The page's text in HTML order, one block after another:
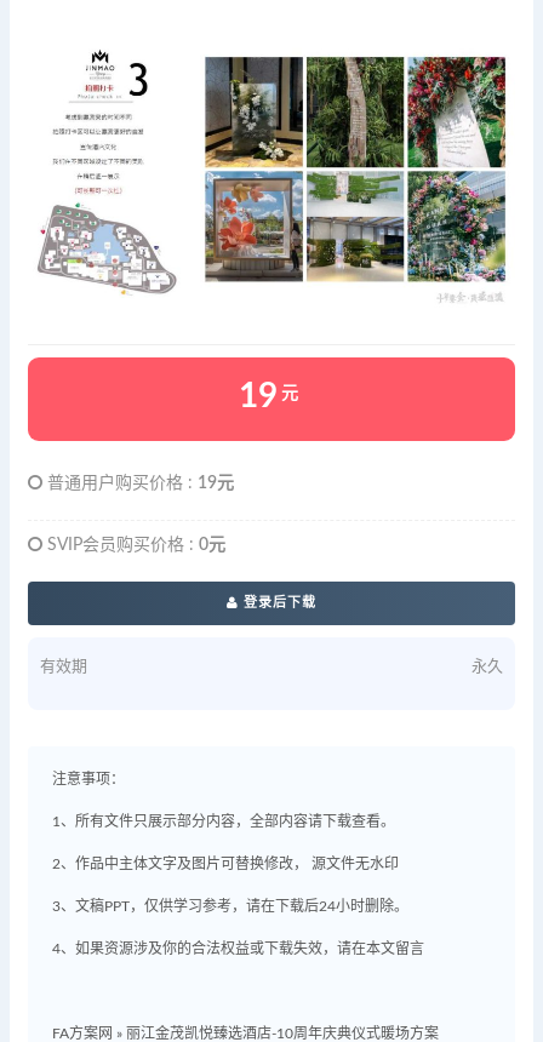
19 元
普通用户购买价格 : 19元
SVIP会员购买价格 : 0元
登录后下载
有效期 永久
注意事项：
1、所有文件只展示部分内容，全部内容请下载查看。
2、作品中主体文字及图片可替换修改， 源文件无水印
3、文稿PPT，仅供学习参考，请在下载后24小时删除。
4、如果资源涉及你的合法权益或下载失效，请在本文留言
FA方案网 » 丽江金茂凯悦臻选酒店-10周年庆典仪式暖场方案